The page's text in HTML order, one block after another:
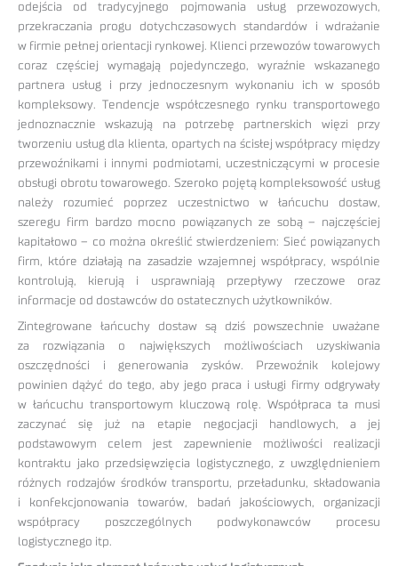
odejścia od tradycyjnego pojmowania usług przewozowych,
przekraczania progu dotychczasowych standardów i wdrażanie
w firmie pełnej orientacji rynkowej. Klienci przewozów towarowych
coraz częściej wymagają pojedynczego, wyraźnie wskazanego
partnera usług i przy jednoczesnym wykonaniu ich w sposób
kompleksowy. Tendencje współczesnego rynku transportowego
jednoznacznie wskazują na potrzebę partnerskich więzi przy
tworzeniu usług dla klienta, opartych na ścisłej współpracy między
przewoźnikami i innymi podmiotami, uczestniczącymi w procesie
obsługi obrotu towarowego. Szeroko pojętą kompleksowość usług
należy rozumieć poprzez uczestnictwo w łańcuchu dostaw,
szeregu firm bardzo mocno powiązanych ze sobą – najczęściej
kapitałowo – co można określić stwierdzeniem: Sieć powiązanych
firm, które działają na zasadzie wzajemnej współpracy, wspólnie
kontrolują, kierują i usprawniają przepływy rzeczowe oraz
informacje od dostawców do ostatecznych użytkowników.
Zintegrowane łańcuchy dostaw są dziś powszechnie uważane
za rozwiązania o największych możliwościach uzyskiwania
oszczędności i generowania zysków. Przewoźnik kolejowy
powinien dążyć do tego, aby jego praca i usługi firmy odgrywały
w łańcuchu transportowym kluczową rolę. Współpraca ta musi
zaczynać się już na etapie negocjacji handlowych, a jej
podstawowym celem jest zapewnienie możliwości realizacji
kontraktu jako przedsięwzięcia logistycznego, z uwzględnieniem
różnych rodzajów środków transportu, przeładunku, składowania
i konfekcjonowania towarów, badań jakościowych, organizacji
współpracy poszczególnych podwykonawców procesu
logistycznego itp.